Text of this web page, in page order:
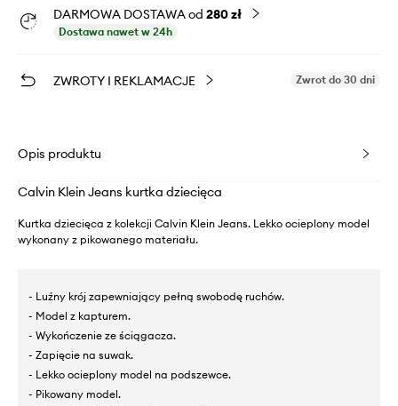
DARMOWA DOSTAWA od 280 zł
Dostawa nawet w 24h
ZWROTY I REKLAMACJE Zwrot do 30 dni
Opis produktu
Calvin Klein Jeans kurtka dziecięca
Kurtka dziecięca z kolekcji Calvin Klein Jeans. Lekko ocieplony model
wykonany z pikowanego materiału.
- Luźny krój zapewniający pełną swobodę ruchów.
- Model z kapturem.
- Wykończenie ze ściągacza.
- Zapięcie na suwak.
- Lekko ocieplony model na podszewce.
- Pikowany model.